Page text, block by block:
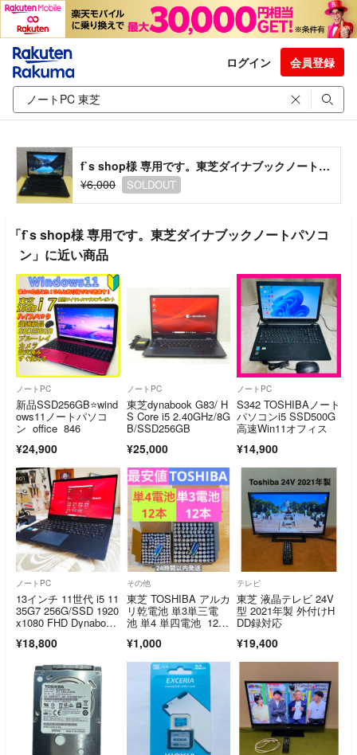
ログイン 会員登録
f`s shop様 専用です。東芝ダイナブックノートパソコン
¥6,000
SOLDOUT
「f`s shop様 専用です。東芝ダイナブックノートパソコ
ン」に近い商品
ノートPC
新品SSD256GB⭐️wind
ows11ノートパソコ
ン office 846
¥24,900
ノートPC
東芝dynabook G83/ H
S Core i5 2.40GHz/8G
B/SSD256GB
¥25,000
ノートPC
S342 TOSHIBAノート
パソコンi5 SSD500G
高速Win11オフィス
¥14,900
ノートPC
13インチ 11世代 i5 11
35G7 256G/SSD 1920
x1080 FHD Dynaboo
¥18,800
その他
東芝 TOSHIBA アルカ
リ乾電池 単3単三電
池 単4 単四電池 12.1
¥1,000
テレビ
東芝 液晶テレビ 24V
型 2021年製 外付けH
DD録対応
¥19,400